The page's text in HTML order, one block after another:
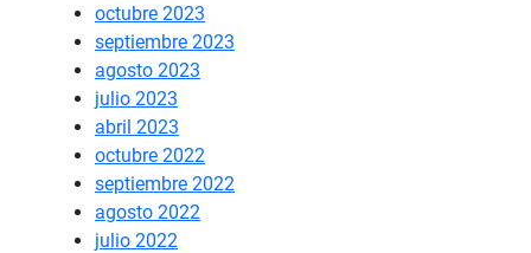
octubre 2023
septiembre 2023
agosto 2023
julio 2023
abril 2023
octubre 2022
septiembre 2022
agosto 2022
julio 2022